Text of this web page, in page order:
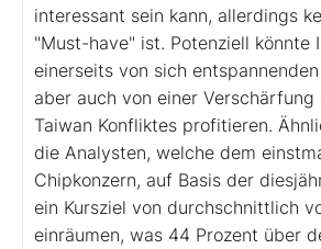
interessant sein kann, allerdings
"Must-have" ist. Potenziell könnte
einerseits von sich
aber auch von einer Verschärfung
Taiwan Konfliktes profitieren.
die Analysten, welche dem
Chipkonzern, auf Basis der
ein Kursziel von durchschnittlich
einräumen, was 44 Prozent über